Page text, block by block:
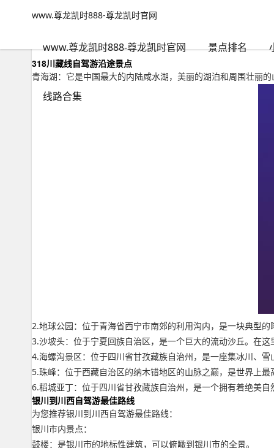
www.尊龙凯时888-尊龙凯时官网
www.尊龙凯时888-尊龙凯时官网 景点排名
线路合集
www.尊龙凯时888-尊龙凯时官网
银川川西自驾游攻略图，银川到川西自驾游最佳路线-www.尊
318川藏线自驾游沿途景点
青海湖：它是中国最大的内陆咸水湖，美丽的湖泊和周围壮丽
2.地球公园：位于青海省西宁市南郊的利用沟内，是一块典型
3.沙坡头：位于宁夏回族自治区，是一个巨大的流动沙丘。在
4.海螺沟景区：位于四川省甘孜藏族自治州，是一座集冰川、
5.珠峰：位于西藏自治区的纳木错地区的山脉之巅，是世界上
6.稻城亚丁：位于四川省甘孜藏族自治州，是一个拥有着绝美
银川到川西自驾游最佳路线
为您推荐银川到川西自驾游最佳路线：
银川市内景点：
鼓楼：是银川市的地标性建筑，可以俯瞰到银川市的全景。